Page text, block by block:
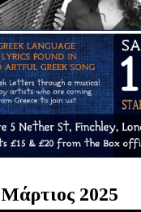
Μάρτιος 2025